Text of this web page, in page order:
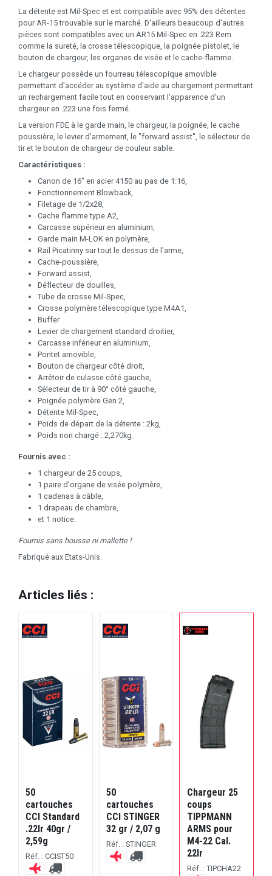
La détente est Mil-Spec et est compatible avec 95% des détentes
pour AR-15 trouvable sur le marché. D'ailleurs beaucoup d'autres
pièces sont compatibles avec un AR15 Mil-Spec en .223 Rem
comme la sureté, la crosse télescopique, la poignée pistolet, le
bouton de chargeur, les organes de visée et le cache-flamme.
Le chargeur possède un fourreau télescopique amovible
permettant d'accéder au système d'aide au chargement permettant
un rechargement facile tout en conservant l'apparence d'un
chargeur en .223 une fois fermé.
La version FDE à le garde main, le chargeur, la poignée, le cache
poussière, le levier d'armement, le "forward assist", le sélecteur de
tir et le bouton de chargeur de couleur sable.
Caractéristiques :
Canon de 16" en acier 4150 au pas de 1:16,
Fonctionnement Blowback,
Filetage de 1/2x28,
Cache flamme type A2,
Carcasse supérieur en aluminium,
Garde main M-LOK en polymère,
Rail Picatinny sur tout le dessus de l'arme,
Cache-poussière,
Forward assist,
Déflecteur de douilles,
Tube de crosse Mil-Spec,
Crosse polymère télescopique type M4A1,
Buffer
Levier de chargement standard droitier,
Carcasse inférieur en aluminium,
Pontet amovible,
Bouton de chargeur côté droit,
Arrêtoir de culasse côté gauche,
Sélecteur de tir à 90° côté gauche,
Poignée polymère Gen 2,
Détente Mil-Spec,
Poids de départ de la détente : 2kg,
Poids non chargé : 2,270kg.
Fournis avec :
1 chargeur de 25 coups,
1 paire d'organe de visée polymère,
1 cadenas à câble,
1 drapeau de chambre,
et 1 notice.
Fournis sans housse ni mallette !
Fabriqué aux Etats-Unis.
Articles liés :
50
cartouches
CCI Standard
.22lr 40gr /
2,59g
Réf. : CCIST50
50
cartouches
CCI STINGER
32 gr / 2,07 g
Réf. : STINGER
Chargeur 25
coups
TIPPMANN
ARMS pour
M4-22 Cal.
22lr
Réf. : TIPCHA22